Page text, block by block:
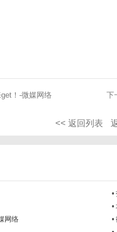
！-微媒网络 下
<< 返回列表
•
•
网络 •